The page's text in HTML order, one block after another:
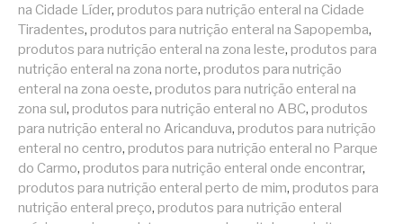
na Cidade Líder, produtos para nutrição enteral na Cidade
Tiradentes, produtos para nutrição enteral na Sapopemba,
produtos para nutrição enteral na zona leste, produtos para
nutrição enteral na zona norte, produtos para nutrição
enteral na zona oeste, produtos para nutrição enteral na
zona sul, produtos para nutrição enteral no ABC, produtos
para nutrição enteral no Aricanduva, produtos para nutrição
enteral no centro, produtos para nutrição enteral no Parque
do Carmo, produtos para nutrição enteral onde encontrar,
produtos para nutrição enteral perto de mim, produtos para
nutrição enteral preço, produtos para nutrição enteral